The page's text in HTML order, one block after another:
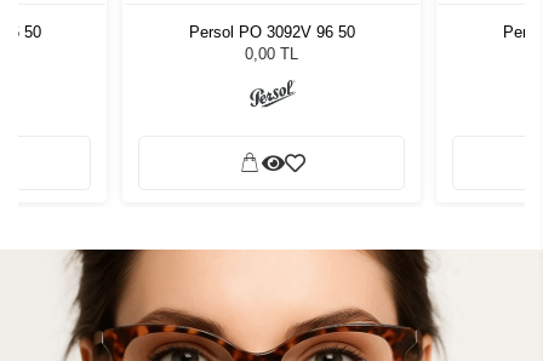
50
Persol PO 3092V 96 50
0,00 TL